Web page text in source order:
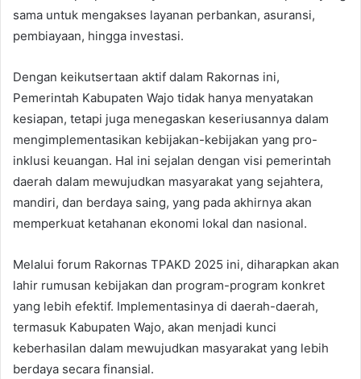
sama untuk mengakses layanan perbankan, asuransi,
pembiayaan, hingga investasi.
Dengan keikutsertaan aktif dalam Rakornas ini,
Pemerintah Kabupaten Wajo tidak hanya menyatakan
kesiapan, tetapi juga menegaskan keseriusannya dalam
mengimplementasikan kebijakan-kebijakan yang pro-
inklusi keuangan. Hal ini sejalan dengan visi pemerintah
daerah dalam mewujudkan masyarakat yang sejahtera,
mandiri, dan berdaya saing, yang pada akhirnya akan
memperkuat ketahanan ekonomi lokal dan nasional.
Melalui forum Rakornas TPAKD 2025 ini, diharapkan akan
lahir rumusan kebijakan dan program-program konkret
yang lebih efektif. Implementasinya di daerah-daerah,
termasuk Kabupaten Wajo, akan menjadi kunci
keberhasilan dalam mewujudkan masyarakat yang lebih
berdaya secara finansial.